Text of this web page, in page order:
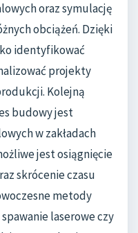
oraz symulację
obciążeń. Dzięki
identyfikować
projekty
Kolejną
budowy jest
w zakładach
jest osiągnięcie
skrócenie czasu
metody
laserowe czy